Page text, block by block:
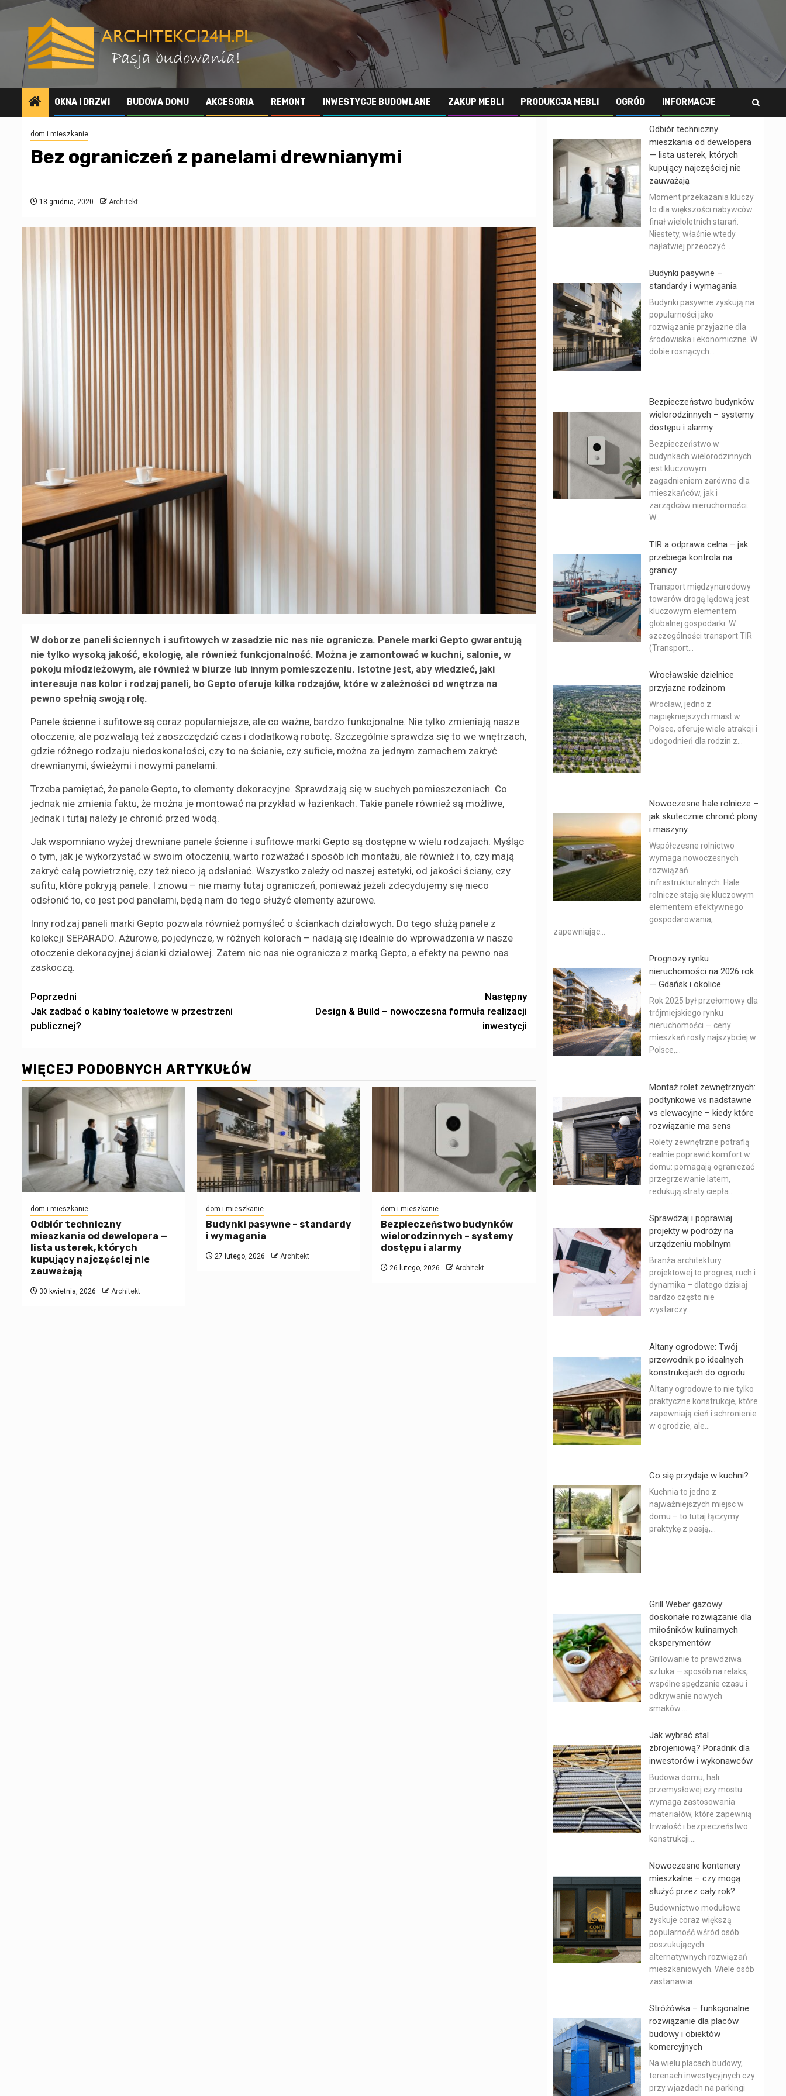
Przejdź
OKNA I DRZWI BUDOWA DOMU AKCESORIA REMONT INWESTYCJE BUDOWLANE ZAKUP MEBLI PRODUKCJA MEBLI OGRÓD INFORMACJE
dom i mieszkanie
Bez ograniczeń z panelami drewnianymi
18 grudnia, 2020 Architekt
W doborze paneli ściennych i sufitowych w zasadzie nic nas nie ogranicza. Panele marki Gepto gwarantują
nie tylko wysoką jakość, ekologię, ale również funkcjonalność. Można je zamontować w kuchni, salonie, w
pokoju młodzieżowym, ale również w biurze lub innym pomieszczeniu. Istotne jest, aby wiedzieć, jaki
interesuje nas kolor i rodzaj paneli, bo Gepto oferuje kilka rodzajów, które w zależności od wnętrza na
pewno spełnią swoją rolę.
Panele ścienne i sufitowe są coraz popularniejsze, ale co ważne, bardzo funkcjonalne. Nie tylko zmieniają nasze
otoczenie, ale pozwalają też zaoszczędzić czas i dodatkową robotę. Szczególnie sprawdza się to we wnętrzach,
gdzie różnego rodzaju niedoskonałości, czy to na ścianie, czy suficie, można za jednym zamachem zakryć
drewnianymi, świeżymi i nowymi panelami.
Trzeba pamiętać, że panele Gepto, to elementy dekoracyjne. Sprawdzają się w suchych pomieszczeniach. Co
jednak nie zmienia faktu, że można je montować na przykład w łazienkach. Takie panele również są możliwe,
jednak i tutaj należy je chronić przed wodą.
Jak wspomniano wyżej drewniane panele ścienne i sufitowe marki Gepto są dostępne w wielu rodzajach. Myśląc
o tym, jak je wykorzystać w swoim otoczeniu, warto rozważać i sposób ich montażu, ale również i to, czy mają
zakryć całą powietrznię, czy też nieco ją odsłaniać. Wszystko zależy od naszej estetyki, od jakości ściany, czy
sufitu, które pokryją panele. I znowu – nie mamy tutaj ograniczeń, ponieważ jeżeli zdecydujemy się nieco
odsłonić to, co jest pod panelami, będą nam do tego służyć elementy ażurowe.
Inny rodzaj paneli marki Gepto pozwala również pomyśleć o ściankach działowych. Do tego służą panele z
kolekcji SEPARADO. Ażurowe, pojedyncze, w różnych kolorach – nadają się idealnie do wprowadzenia w nasze
otoczenie dekoracyjnej ścianki działowej. Zatem nic nas nie ogranicza z marką Gepto, a efekty na pewno nas
zaskoczą.
Zobacz
wpisy
Poprzedni
Jak zadbać o kabiny toaletowe w przestrzeni
publicznej?
Następny
Design & Build – nowoczesna formuła realizacji
inwestycji
WIĘCEJ PODOBNYCH ARTYKUŁÓW
dom i mieszkanie
Odbiór techniczny
mieszkania od dewelopera —
lista usterek, których
kupujący najczęściej nie
zauważają
30 kwietnia, 2026 Architekt
dom i mieszkanie
Budynki pasywne – standardy
i wymagania
27 lutego, 2026 Architekt
dom i mieszkanie
Bezpieczeństwo budynków
wielorodzinnych – systemy
dostępu i alarmy
26 lutego, 2026 Architekt
Odbiór techniczny
mieszkania od dewelopera
— lista usterek, których
kupujący najczęściej nie
zauważają
Moment przekazania kluczy
to dla większości nabywców
finał wieloletnich starań.
Niestety, właśnie wtedy
najłatwiej przeoczyć...
Budynki pasywne –
standardy i wymagania
Budynki pasywne zyskują na
popularności jako
rozwiązanie przyjazne dla
środowiska i ekonomiczne. W
dobie rosnących...
Bezpieczeństwo budynków
wielorodzinnych – systemy
dostępu i alarmy
Bezpieczeństwo w
budynkach wielorodzinnych
jest kluczowym
zagadnieniem zarówno dla
mieszkańców, jak i
zarządców nieruchomości.
W...
TIR a odprawa celna – jak
przebiega kontrola na
granicy
Transport międzynarodowy
towarów drogą lądową jest
kluczowym elementem
globalnej gospodarki. W
szczególności transport TIR
(Transport...
Wrocławskie dzielnice
przyjazne rodzinom
Wrocław, jedno z
najpiękniejszych miast w
Polsce, oferuje wiele atrakcji i
udogodnień dla rodzin z...
Nowoczesne hale rolnicze –
jak skutecznie chronić plony
i maszyny
Współczesne rolnictwo
wymaga nowoczesnych
rozwiązań
infrastrukturalnych. Hale
rolnicze stają się kluczowym
elementem efektywnego
gospodarowania,
zapewniając...
Prognozy rynku
nieruchomości na 2026 rok
— Gdańsk i okolice
Rok 2025 był przełomowy dla
trójmiejskiego rynku
nieruchomości — ceny
mieszkań rosły najszybciej w
Polsce,...
Montaż rolet zewnętrznych:
podtynkowe vs nadstawne
vs elewacyjne – kiedy które
rozwiązanie ma sens
Rolety zewnętrzne potrafią
realnie poprawić komfort w
domu: pomagają ograniczać
przegrzewanie latem,
redukują straty ciepła...
Sprawdzaj i poprawiaj
projekty w podróży na
urządzeniu mobilnym
Branża architektury
projektowej to progres, ruch i
dynamika – dlatego dzisiaj
bardzo często nie
wystarczy...
Altany ogrodowe: Twój
przewodnik po idealnych
konstrukcjach do ogrodu
Altany ogrodowe to nie tylko
praktyczne konstrukcje, które
zapewniają cień i schronienie
w ogrodzie, ale...
Co się przydaje w kuchni?
Kuchnia to jedno z
najważniejszych miejsc w
domu – to tutaj łączymy
praktykę z pasją,...
Grill Weber gazowy:
doskonałe rozwiązanie dla
miłośników kulinarnych
eksperymentów
Grillowanie to prawdziwa
sztuka — sposób na relaks,
wspólne spędzanie czasu i
odkrywanie nowych
smaków....
Jak wybrać stal
zbrojeniową? Poradnik dla
inwestorów i wykonawców
Budowa domu, hali
przemysłowej czy mostu
wymaga zastosowania
materiałów, które zapewnią
trwałość i bezpieczeństwo
konstrukcji....
Nowoczesne kontenery
mieszkalne – czy mogą
służyć przez cały rok?
Budownictwo modułowe
zyskuje coraz większą
popularność wśród osób
poszukujących
alternatywnych rozwiązań
mieszkaniowych. Wiele osób
zastanawia...
Stróżówka – funkcjonalne
rozwiązanie dla placów
budowy i obiektów
komercyjnych
Na wielu placach budowy,
terenach inwestycyjnych czy
przy wjazdach na parkingi